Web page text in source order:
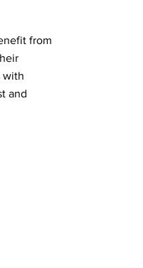
from
with
and